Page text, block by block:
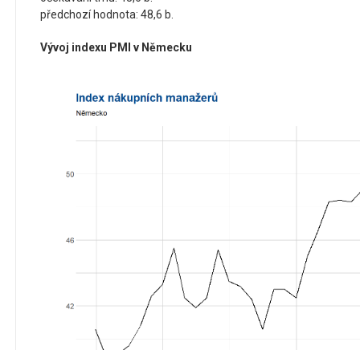
předchozí hodnota: 48,6 b.
Vývoj indexu PMI v Německu